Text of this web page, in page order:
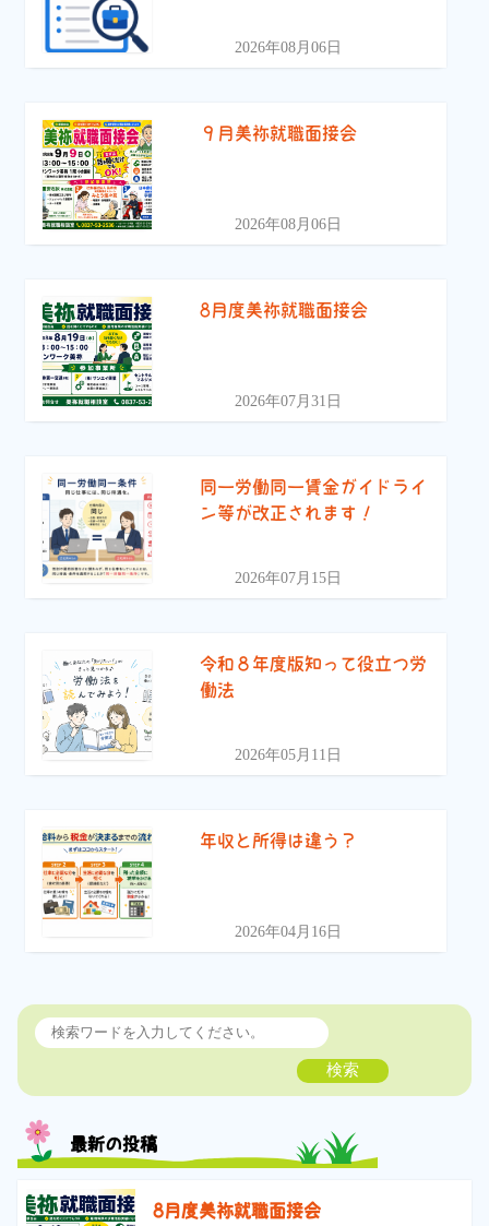
2026年08月06日
９月美祢就職面接会
2026年08月06日
8月度美祢就職面接会
2026年07月31日
同一労働同一賃金ガイドライ
ン等が改正されます！
2026年07月15日
令和８年度版知って役立つ労
働法
2026年05月11日
年収と所得は違う？
2026年04月16日
検索
最新の投稿
8月度美祢就職面接会